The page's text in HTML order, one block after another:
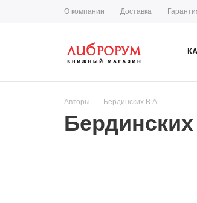
О компании Доставка
Авторы - Бердинских В.А.